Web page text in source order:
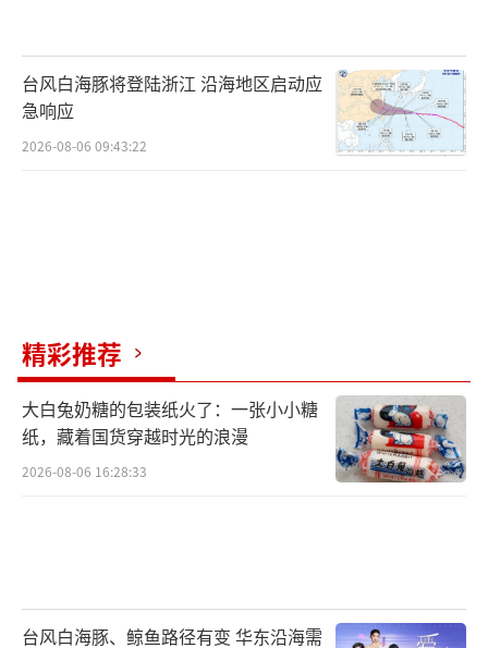
台风白海豚将登陆浙江 沿海地区启动应
急响应
2026-08-06 09:43:22
精彩推荐
大白兔奶糖的包装纸火了：一张小小糖
纸，藏着国货穿越时光的浪漫
2026-08-06 16:28:33
台风白海豚、鲸鱼路径有变 华东沿海需